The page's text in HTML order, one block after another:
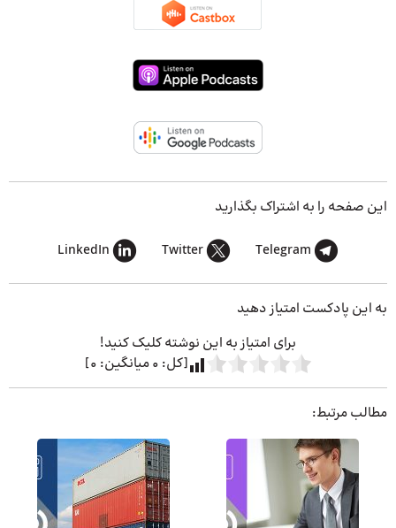
این صفحه را به اشتراک بگذارید
Telegram
Twitter
LinkedIn
به این پادکست امتیاز دهید
برای امتیاز به این نوشته کلیک کنید!
[کل: 0میانگین: 0
]
مطالب مرتبط: